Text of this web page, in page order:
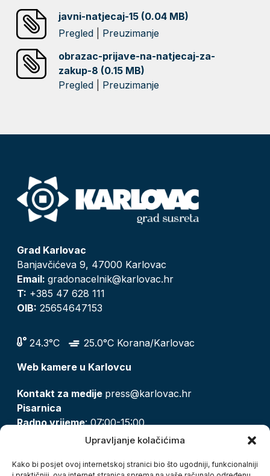
Upravljanje kolačićima
Kako bi posjet ovoj internetskoj stranici bio što ugodniji, funkcionalniji
javni-natjecaj-15 (0.04 MB)
Pregled
Preuzimanje
obrazac-prijave-na-natjecaj-za-
zakup-8 (0.15 MB)
Pregled
Preuzimanje
Grad Karlovac
Banjavčićeva 9, 47000 Karlovac
Email: gradonacelnik@karlovac.hr
T: +385 47 628 111
OIB: 25654647153
24.3°C
25.0°C Korana/Karlovac
Web kamere u Karlovcu
Kontakt za medije press@karlovac.hr
Pisarnica
Radno vrijeme: 07:00-15:00
pisarnica@karlovac.hr